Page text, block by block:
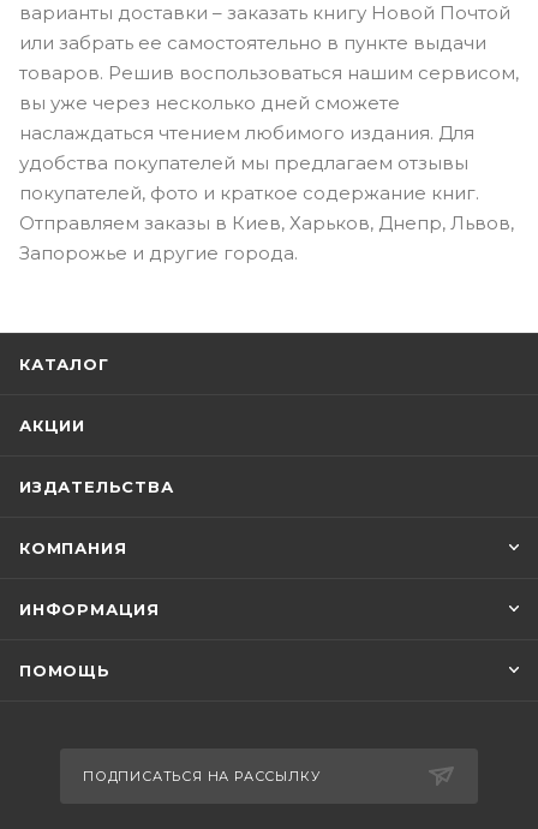
варианты доставки – заказать книгу Новой Почтой
или забрать ее самостоятельно в пункте выдачи
товаров. Решив воспользоваться нашим сервисом,
вы уже через несколько дней сможете
наслаждаться чтением любимого издания. Для
удобства покупателей мы предлагаем отзывы
покупателей, фото и краткое содержание книг.
Отправляем заказы в Киев, Харьков, Днепр, Львов,
Запорожье и другие города.
КАТАЛОГ
АКЦИИ
ИЗДАТЕЛЬСТВА
КОМПАНИЯ
ИНФОРМАЦИЯ
ПОМОЩЬ
ПОДПИСАТЬСЯ НА РАССЫЛКУ